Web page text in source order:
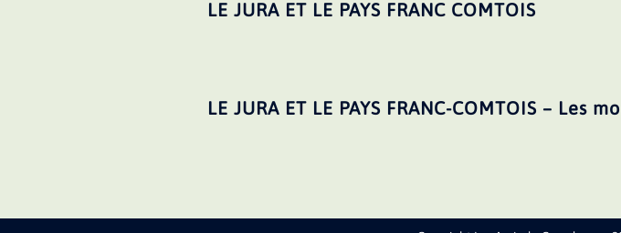
LE JURA ET LE PAYS FRANC COMTOIS
LE JURA ET LE PAYS FRANC-COMTOIS – Les